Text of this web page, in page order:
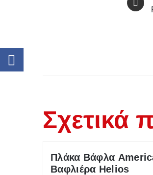
Σχετικά
Πλάκα Βάφλα
Βαφλιέρα Helios